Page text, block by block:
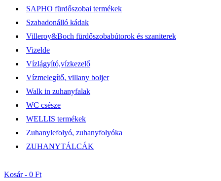
SAPHO fürdőszobai termékek
Szabadonálló kádak
Villeroy&Boch fürdőszobabútorok és szaniterek
Vizelde
Vízlágyító,vízkezelő
Vízmelegítő, villany boljer
Walk in zuhanyfalak
WC csésze
WELLIS termékek
Zuhanylefolyó, zuhanyfolyóka
ZUHANYTÁLCÁK
Kosár - 0 Ft